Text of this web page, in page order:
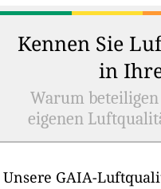
Kennen Sie
in
Warum
eigenen
Unsere GAIA-